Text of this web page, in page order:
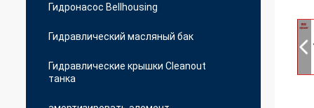
Гидронасос Bellhousing
Гидравлический масляный бак
Гидравлические крышки Cleanout
танка